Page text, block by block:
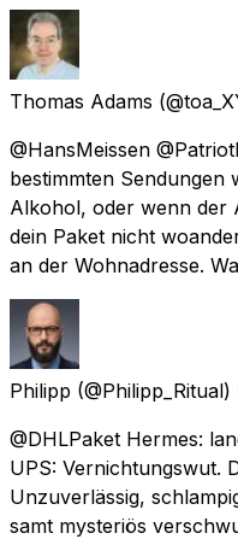
Thomas Adams
@HansMeissen
bestimmten Sendungen
Alkohol, oder wenn der
dein Paket nicht
an der Wohnadresse.
Philipp
@DHLPaket Hermes:
UPS: Vernichtungswut.
Unzuverlässig,
samt mysteriös